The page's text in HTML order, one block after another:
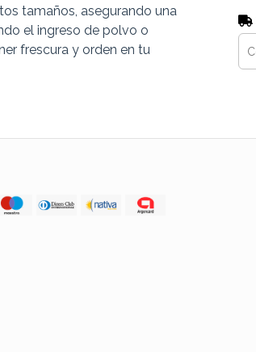
tamaños, asegurando una
el ingreso de polvo o
frescura y orden en tu